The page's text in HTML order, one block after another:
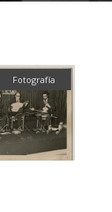
Fotografía